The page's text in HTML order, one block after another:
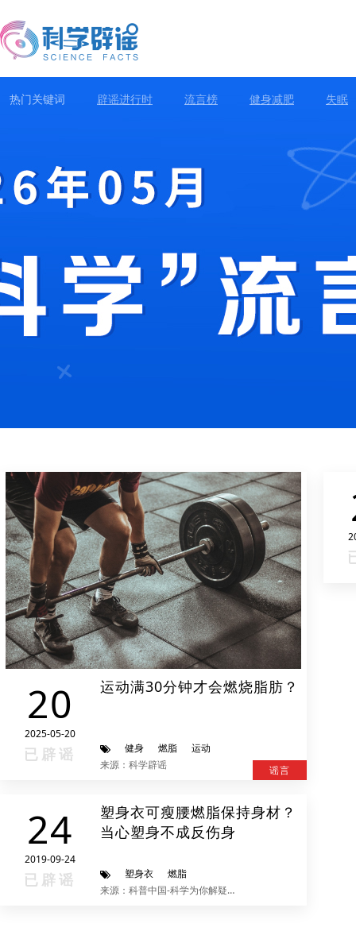
热门关键词 辟谣进行时 流言榜 健身减肥 失眠
20
2025-05-20
已辟谣
运动满30分钟才会燃烧脂肪？
健身 燃脂
运动
来源：科学辟谣
谣言
24
2019-09-24
已辟谣
塑身衣可瘦腰燃脂保持身材？
当心塑身不成反伤身
塑身衣
燃脂
来源：科普中国-科学为你解疑释惑